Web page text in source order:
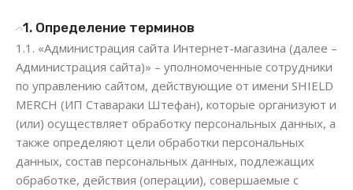
1. Определение терминов
1.1. «Администрация сайта Интернет-магазина (далее –
Администрация сайта)» – уполномоченные сотрудники
по управлению сайтом, действующие от имени SHIELD
MERCH (ИП Ставараки Штефан), которые организуют и
(или) осуществляет обработку персональных данных, а
также определяют цели обработки персональных
данных, состав персональных данных, подлежащих
обработке, действия (операции), совершаемые с